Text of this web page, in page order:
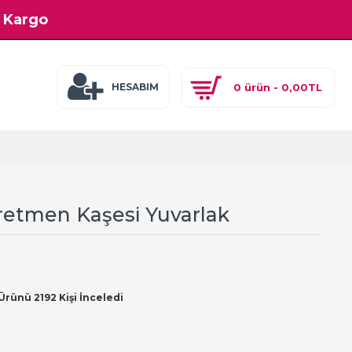
HESABIM 0 ürün - 0,00TL
Kaşesi Yuvarlak
2192 Kişi İnceledi